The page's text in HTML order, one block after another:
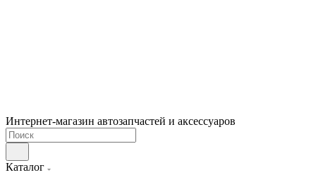
Интернет-магазин автозапчастей и аксессуаров
Каталог